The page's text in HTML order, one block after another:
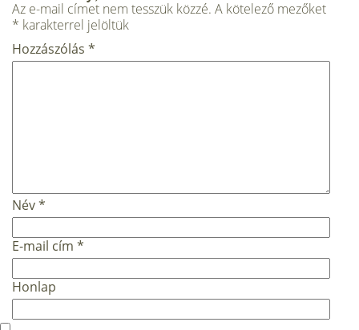
Az e-mail címet nem tesszük közzé. A kötelező mezőket
* karakterrel jelöltük
Hozzászólás *
Név*
E-mail cím *
Honlap